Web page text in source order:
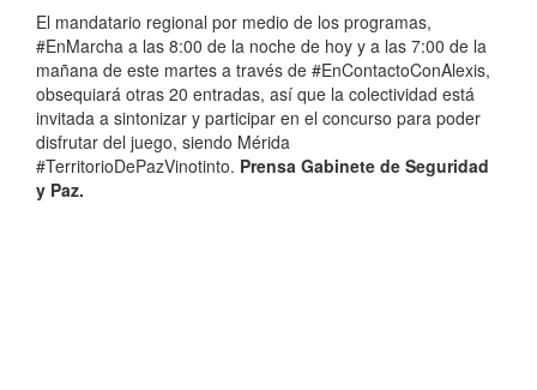
El mandatario regional por medio de los programas,
#EnMarcha a las 8:00 de la noche de hoy y a las 7:00 de la
mañana de este martes a través de #EnContactoConAlexis,
obsequiará otras 20 entradas, así que la colectividad está
invitada a sintonizar y participar en el concurso para poder
disfrutar del juego, siendo Mérida
#TerritorioDePazVinotinto. Prensa Gabinete de Seguridad
y Paz.